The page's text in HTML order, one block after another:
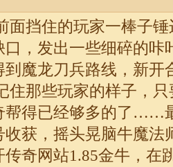
面挡住的玩家一棒子
，发出一些细碎的咔
魔龙刀兵路线，新开
住那些玩家的样子，
帮得已经够多的了……
获，摇头晃脑牛魔法
传奇网站1.85金牛 ，在